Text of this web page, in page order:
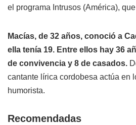
el programa Intrusos (América),
Macías, de 32 años, conoció a
ella tenía 19. Entre ellos hay 36
de convivencia y 8 de casados.
cantante lírica cordobesa actúa en
humorista.
Recomendadas